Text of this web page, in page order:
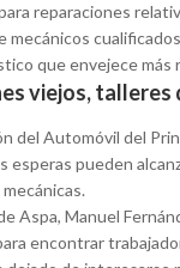
reparaciones
mecánicos
que envejece más
viejos,
del Automóvil del
esperas pueden
Aspa, Manuel
encontrar